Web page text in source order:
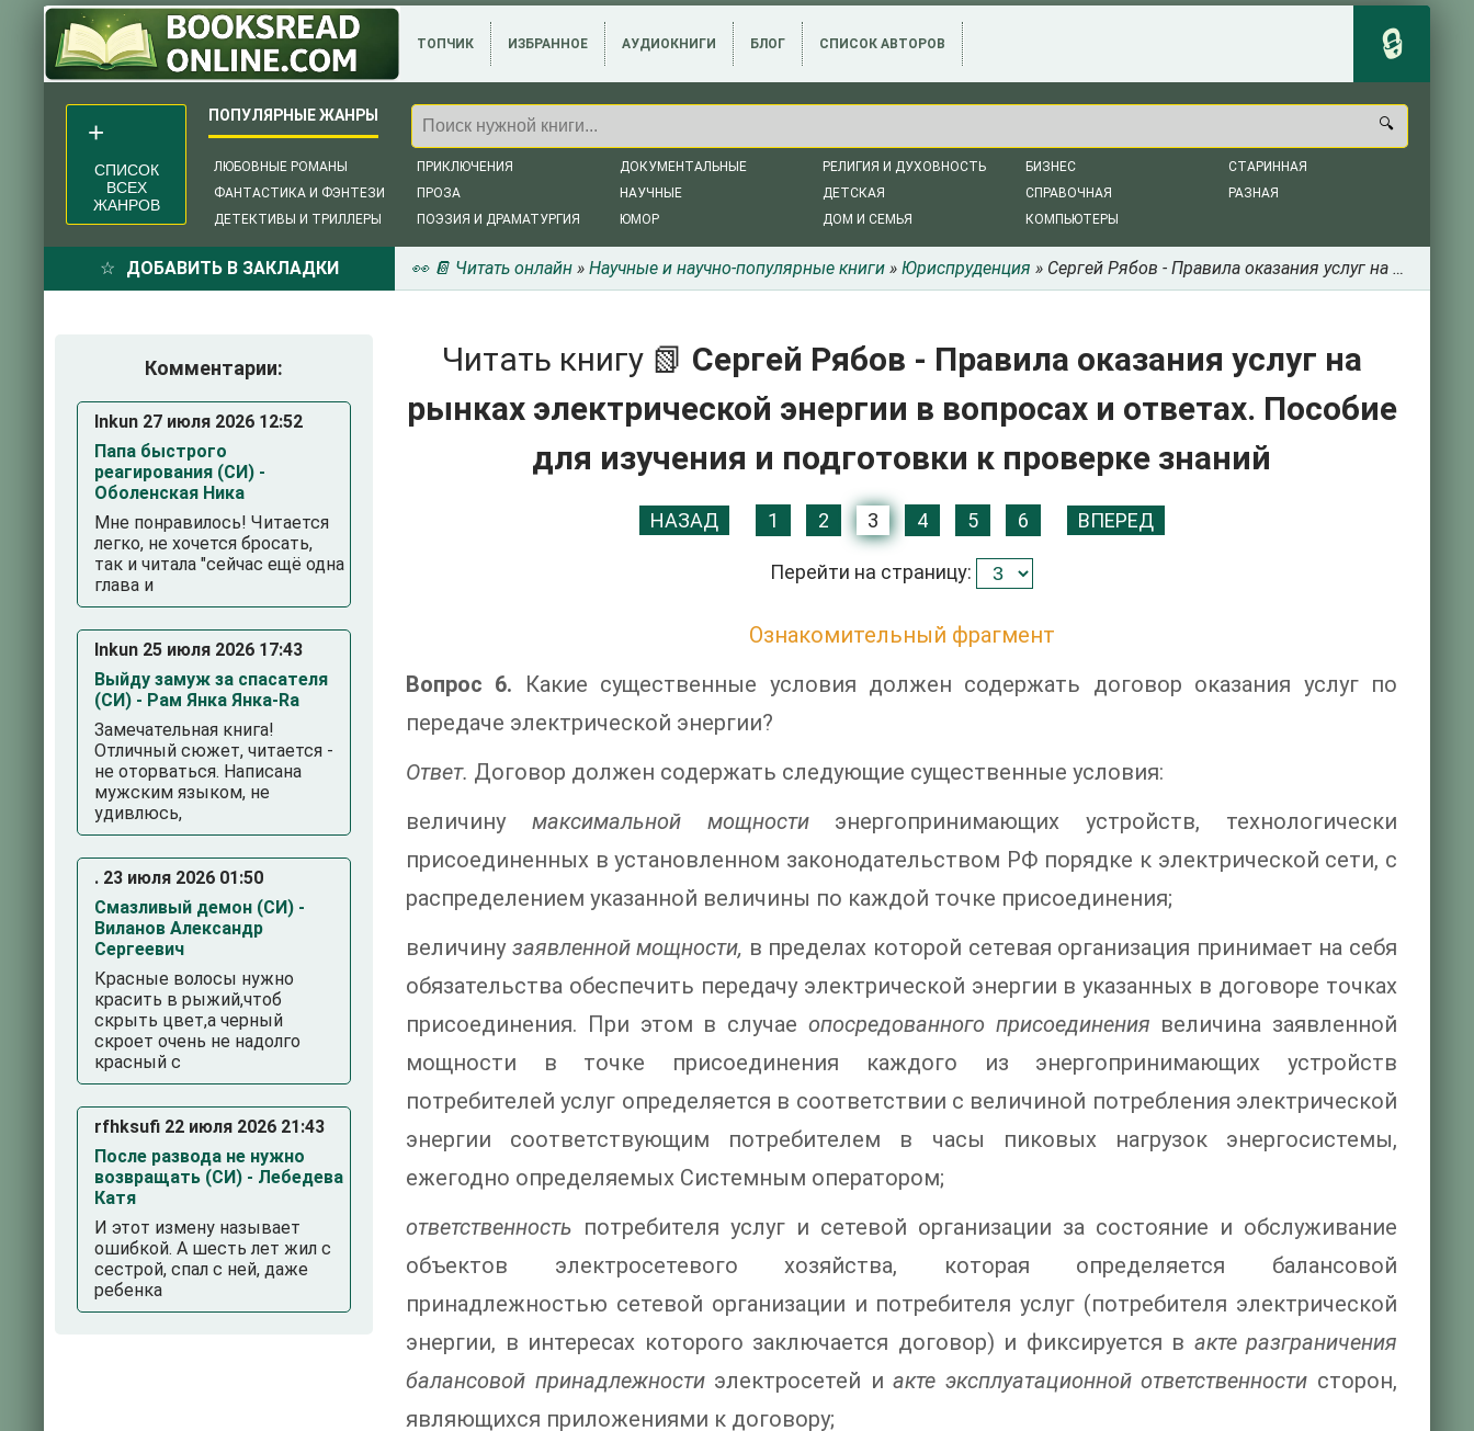
ТОПЧИК ИЗБРАННОЕ АУДИОКНИГИ БЛОГ СПИСОК АВТОРОВ
ЛЮБОВНЫЕ РОМАНЫ
ФАНТАСТИКА И ФЭНТЕЗИ
ДЕТЕКТИВЫ И ТРИЛЛЕРЫ
ПРИКЛЮЧЕНИЯ
ПРОЗА
ПОЭЗИЯ И ДРАМАТУРГИЯ
ДОКУМЕНТАЛЬНЫЕ
НАУЧНЫЕ
ЮМОР
РЕЛИГИЯ И ДУХОВНОСТЬ
ДЕТСКАЯ
ДОМ И СЕМЬЯ
БИЗНЕС
СПРАВОЧНАЯ
КОМПЬЮТЕРЫ
СТАРИННАЯ
РАЗНАЯ
СПИСОК
ВСЕХ
ЖАНРОВ
ДОБАВИТЬ В ЗАКЛАДКИ 👀 📔 Читать онлайн » Научные и научно-популярные книги » Юриспруденция » Сергей Рябов - Правила оказания услуг на рынках электрической энергии в вопросах и ответах. Пособие для изучения и подготовки к проверке знаний
Читать книгу 📗 Сергей Рябов - Правила оказания услуг на
рынках электрической энергии в вопросах и ответах. Пособие
для изучения и подготовки к проверке знаний
НАЗАД 1 2 3 4 5 6 ВПЕРЕД
Перейти на страницу:
Ознакомительный фрагмент
Вопрос 6. Какие существенные условия должен содержать договор оказания услуг по
передаче электрической энергии?
Ответ. Договор должен содержать следующие существенные условия:
величину максимальной мощностиэнергопринимающих устройств, технологически
присоединенных в установленном законодательством РФ порядке к электрической сети, с
распределением указанной величины по каждой точке присоединения;
величину заявленной мощности, в пределах которой сетевая организация принимает на себя
обязательства обеспечить передачу электрической энергии в указанных в договоре точках
присоединения. При этом в случае опосредованного присоединения величина заявленной
мощности в точке присоединения каждого из энергопринимающих устройств
потребителей услуг определяется в соответствии с величиной потребления электрической
энергии соответствующим потребителем в часы пиковых нагрузок энергосистемы,
ежегодно определяемых Системным оператором;
ответственность потребителя услуг и сетевой организации за состояние и обслуживание
объектов электросетевого хозяйства, которая определяется балансовой
принадлежностью сетевой организации и потребителя услуг (потребителя электрической
энергии, в интересах которого заключается договор) и фиксируется в акте разграничения
балансовой принадлежностиэлектросетей иакте эксплуатационной ответственности сторон,
являющихся приложениями к договору;
Комментарии:
Inkun 27 июля 2026 12:52
Папа быстрого
реагирования (СИ) -
Оболенская Ника
Мне понравилось! Читается
легко, не хочется бросать,
так и читала "сейчас ещё одна
глава и
Inkun 25 июля 2026 17:43
Выйду замуж за спасателя
(СИ) - Рам Янка Янка-Ra
Замечательная книга!
Отличный сюжет, читается -
не оторваться. Написана
мужским языком, не
удивлюсь,
. 23 июля 2026 01:50
Смазливый демон (СИ) -
Виланов Александр
Сергеевич
Красные волосы нужно
красить в рыжий,чтоб
скрыть цвет,а черный
скроет очень не надолго
красный с
rfhksufi 22 июля 2026 21:43
После развода не нужно
возвращать (СИ) - Лебедева
Катя
И этот измену называет
ошибкой. А шесть лет жил с
сестрой, спал с ней, даже
ребенка